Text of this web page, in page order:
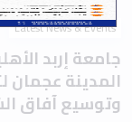
Latest News & Events
جامعة إربد
المدينة عجمان
وتوسيع آفاق